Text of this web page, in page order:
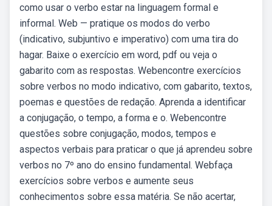
como usar o verbo estar na linguagem formal e
informal. Web — pratique os modos do verbo
(indicativo, subjuntivo e imperativo) com uma tira do
hagar. Baixe o exercício em word, pdf ou veja o
gabarito com as respostas. Webencontre exercícios
sobre verbos no modo indicativo, com gabarito, textos,
poemas e questões de redação. Aprenda a identificar
a conjugação, o tempo, a forma e o. Webencontre
questões sobre conjugação, modos, tempos e
aspectos verbais para praticar o que já aprendeu sobre
verbos no 7º ano do ensino fundamental. Webfaça
exercícios sobre verbos e aumente seus
conhecimentos sobre essa matéria. Se não acertar,